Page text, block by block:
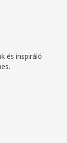
és inspiráló